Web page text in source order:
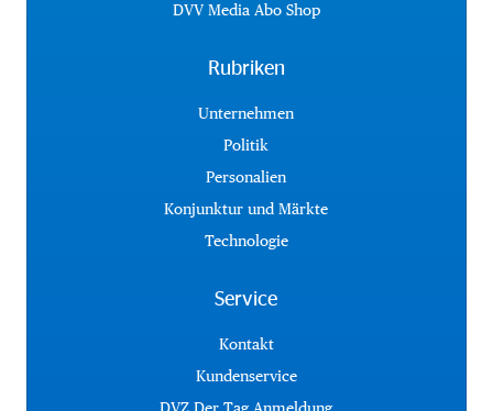
DVV Media Abo Shop
Rubriken
Unternehmen
Politik
Personalien
Konjunktur und Märkte
Technologie
Service
Kontakt
Kundenservice